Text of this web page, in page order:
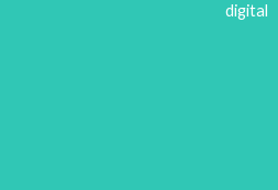
digital